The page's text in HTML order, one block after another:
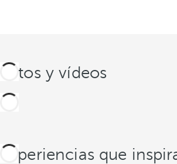
Fotos y vídeos
Experiencias que